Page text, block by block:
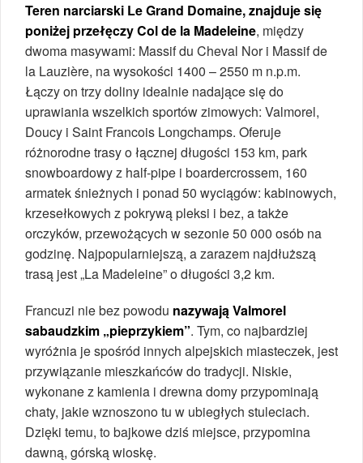
Teren narciarski Le Grand Domaine, znajduje się
poniżej przełęczy Col de la Madeleine, między
dwoma masywami: Massif du Cheval Nor i Massif de
la Lauzière, na wysokości 1400 – 2550 m n.p.m.
Łączy on trzy doliny idealnie nadające się do
uprawiania wszelkich sportów zimowych: Valmorel,
Doucy i Saint Francois Longchamps. Oferuje
różnorodne trasy o łącznej długości 153 km, park
snowboardowy z half-pipe i boardercrossem, 160
armatek śnieżnych i ponad 50 wyciągów: kabinowych,
krzesełkowych z pokrywą pleksi i bez, a także
orczyków, przewożących w sezonie 50 000 osób na
godzinę. Najpopularniejszą, a zarazem najdłuższą
trasą jest „La Madeleine” o długości 3,2 km.
Francuzi nie bez powodu nazywają Valmorel
sabaudzkim „pieprzykiem”. Tym, co najbardziej
wyróżnia je spośród innych alpejskich miasteczek, jest
przywiązanie mieszkańców do tradycji. Niskie,
wykonane z kamienia i drewna domy przypominają
chaty, jakie wznoszono tu w ubiegłych stuleciach.
Dzięki temu, to bajkowe dziś miejsce, przypomina
dawną, górską wioskę.